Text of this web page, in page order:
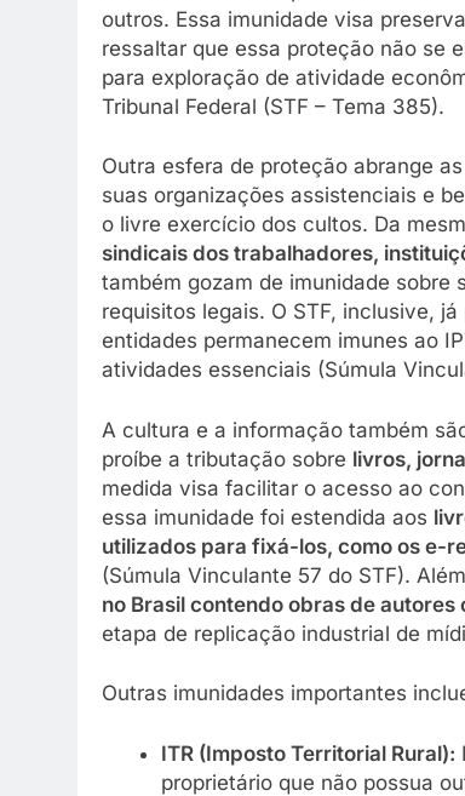
outros. Essa imunidade visa
ressaltar que essa proteção não se
para exploração de atividade
Tribunal Federal (STF – Tema 385).
Outra esfera de proteção abrange as
suas organizações assistenciais e
o livre exercício dos cultos. Da
sindicais dos trabalhadores,
também gozam de imunidade sobre
requisitos legais. O STF, inclusive,
entidades permanecem imunes ao
atividades essenciais (Súmula
A cultura e a informação também
proíbe a tributação sobre livros,
medida visa facilitar o acesso ao
essa imunidade foi estendida aos
utilizados para fixá-los, como os e-
(Súmula Vinculante 57 do STF).
no Brasil contendo obras de
etapa de replicação industrial de
Outras imunidades importantes
ITR (Imposto Territorial Rural):
proprietário que não possua